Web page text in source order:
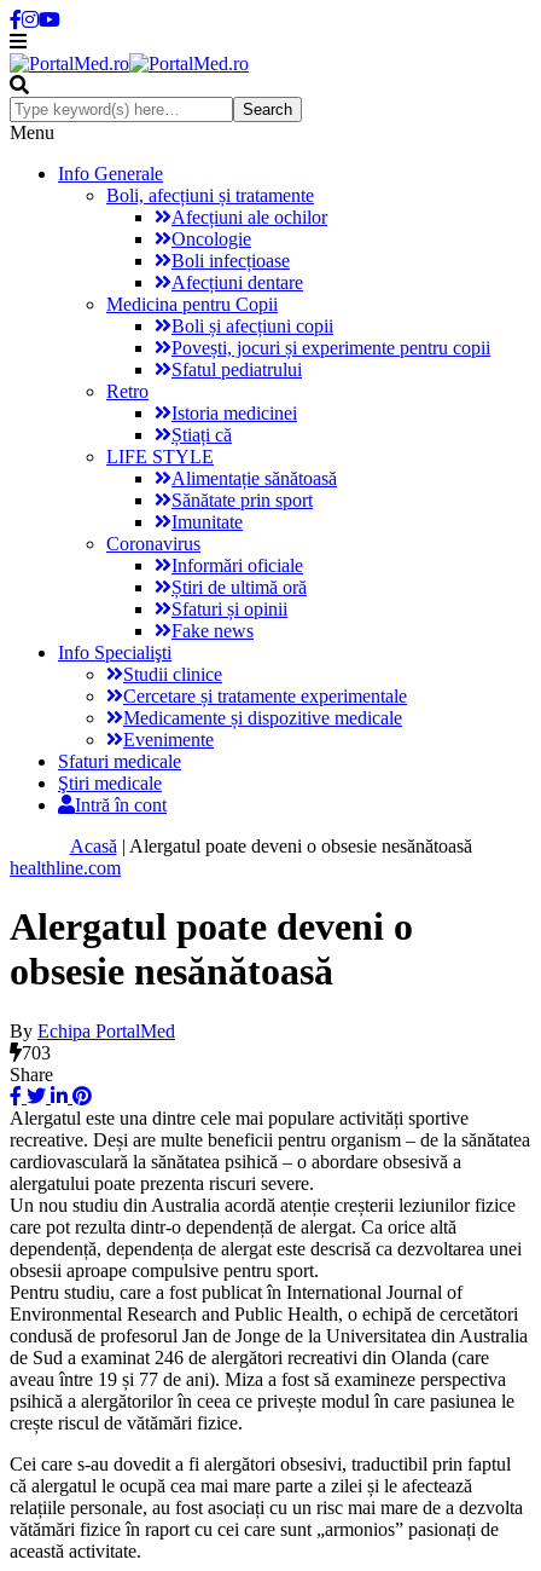
Menu
Info Generale
Boli, afecțiuni și tratamente
Afecțiuni ale ochilor
Oncologie
Boli infecțioase
Afecțiuni dentare
Medicina pentru Copii
Boli și afecțiuni copii
Povești, jocuri și experimente pentru copii
Sfatul pediatrului
Retro
Istoria medicinei
Știați că
LIFE STYLE
Alimentație sănătoasă
Sănătate prin sport
Imunitate
Coronavirus
Informări oficiale
Știri de ultimă oră
Sfaturi și opinii
Fake news
Info Specialişti
Studii clinice
Cercetare și tratamente experimentale
Medicamente și dispozitive medicale
Evenimente
Sfaturi medicale
Ştiri medicale
Intră în cont
Acasă | Alergatul poate deveni o obsesie nesănătoasă
healthline.com
Alergatul poate deveni o
obsesie nesănătoasă
By Echipa PortalMed
703
Share
Alergatul este una dintre cele mai populare activități sportive
recreative. Deși are multe beneficii pentru organism – de la sănătatea
cardiovasculară la sănătatea psihică – o abordare obsesivă a
alergatului poate prezenta riscuri severe.
Un nou studiu din Australia acordă atenție creșterii leziunilor fizice
care pot rezulta dintr-o dependență de alergat. Ca orice altă
dependență, dependența de alergat este descrisă ca dezvoltarea unei
obsesii aproape compulsive pentru sport.
Pentru studiu, care a fost publicat în International Journal of
Environmental Research and Public Health, o echipă de cercetători
condusă de profesorul Jan de Jonge de la Universitatea din Australia
de Sud a examinat 246 de alergători recreativi din Olanda (care
aveau între 19 și 77 de ani). Miza a fost să examineze perspectiva
psihică a alergătorilor în ceea ce privește modul în care pasiunea le
crește riscul de vătămări fizice.
Cei care s-au dovedit a fi alergători obsesivi, traductibil prin faptul
că alergatul le ocupă cea mai mare parte a zilei și le afectează
relațiile personale, au fost asociați cu un risc mai mare de a dezvolta
vătămări fizice în raport cu cei care sunt „armonios” pasionați de
această activitate.